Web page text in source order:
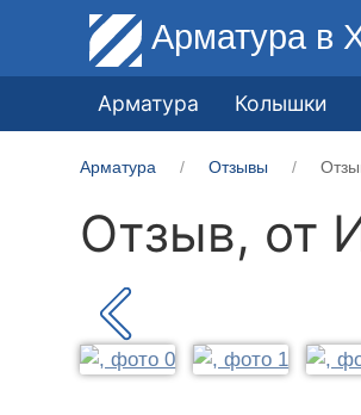
Арматура в
Арматура Колышки
Арматура Отзывы
Отзыв, от